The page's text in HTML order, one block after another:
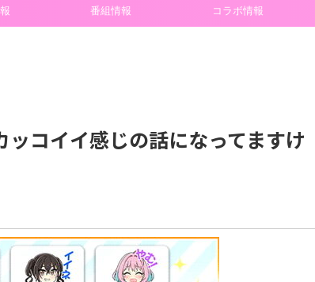
番組情報 コラボ情報
ッコイイ感じの話になってますけ